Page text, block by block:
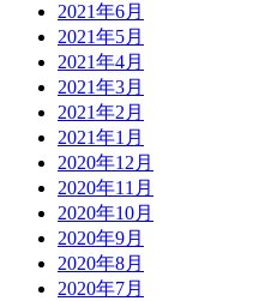
2021年6月
2021年5月
2021年4月
2021年3月
2021年2月
2021年1月
2020年12月
2020年11月
2020年10月
2020年9月
2020年8月
2020年7月